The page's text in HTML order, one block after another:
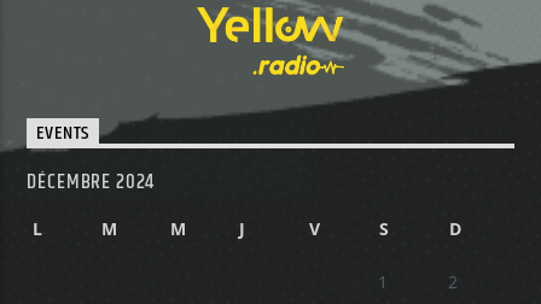
EVENTS
DÉCEMBRE 2024
L M M J V S D
1
2